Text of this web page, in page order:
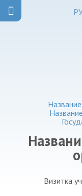
Визитка